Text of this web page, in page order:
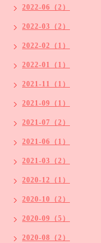
2022-06（2）
2022-03（2）
2022-02（1）
2022-01（1）
2021-11（1）
2021-09（1）
2021-07（2）
2021-06（1）
2021-03（2）
2020-12（1）
2020-10（2）
2020-09（5）
2020-08（2）